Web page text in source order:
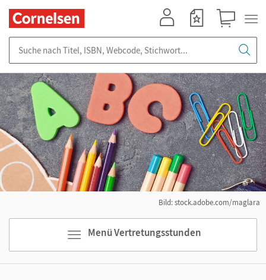
Menü Vertretungsstunden
Bild: stock.adobe.com/maglara